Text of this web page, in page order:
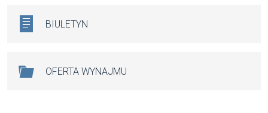
BIULETYN
OFERTA WYNAJMU